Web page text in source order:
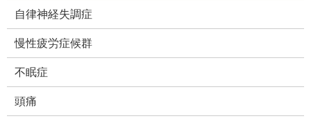
自律神経失調症
慢性疲労症候群
不眠症
頭痛